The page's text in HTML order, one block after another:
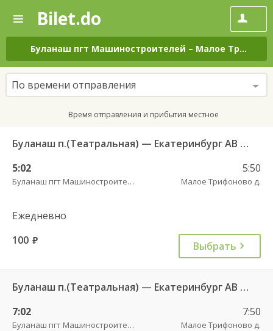
—
Поиск
и
покупка
билетов
на
автобус
онлайн
Bilet.do
Буланаш пгт Машиностроителей – Малое Трифоново д.
По времени отправления
Время отправления и прибытия местное
Буланаш п.(Театральная) — Екатеринбург АВ Северный 523
5:02
Буланаш пгт Машиностроителей
5:50
Малое Трифоново д.
Ежедневно
100 руб. Выбрать
Буланаш п.(Театральная) — Екатеринбург АВ Северный 523
7:02
Буланаш пгт Машиностроителей
7:50
Малое Трифоново д.